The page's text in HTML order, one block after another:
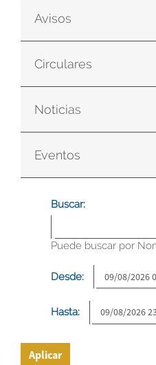
Avisos
Circulares
Noticias
Eventos
Buscar:
Puede buscar por
Desde:
Hasta:
Aplicar